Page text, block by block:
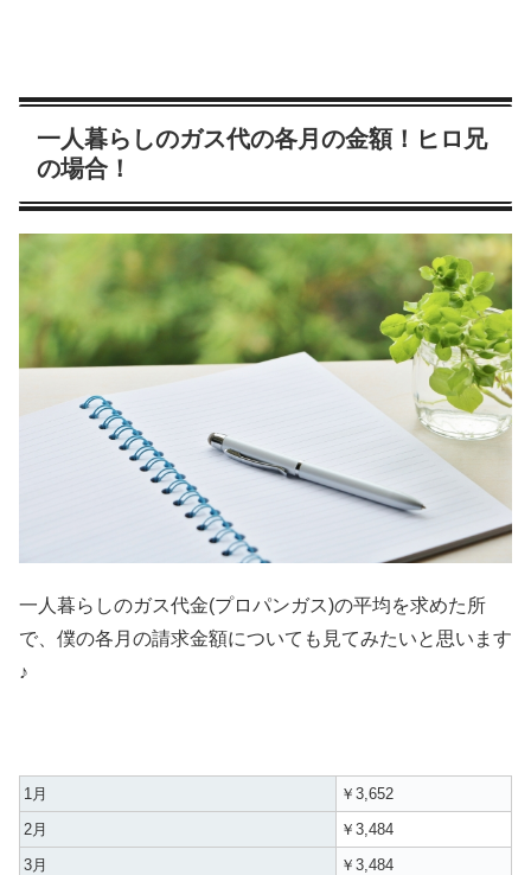
一人暮らしのガス代の各月の金額！ヒロ兄
の場合！
一人暮らしのガス代金(プロパンガス)の平均を求めた所
で、僕の各月の請求金額についても見てみたいと思います
♪
1月
￥3,652
2月
￥3,484
3月
￥3,484